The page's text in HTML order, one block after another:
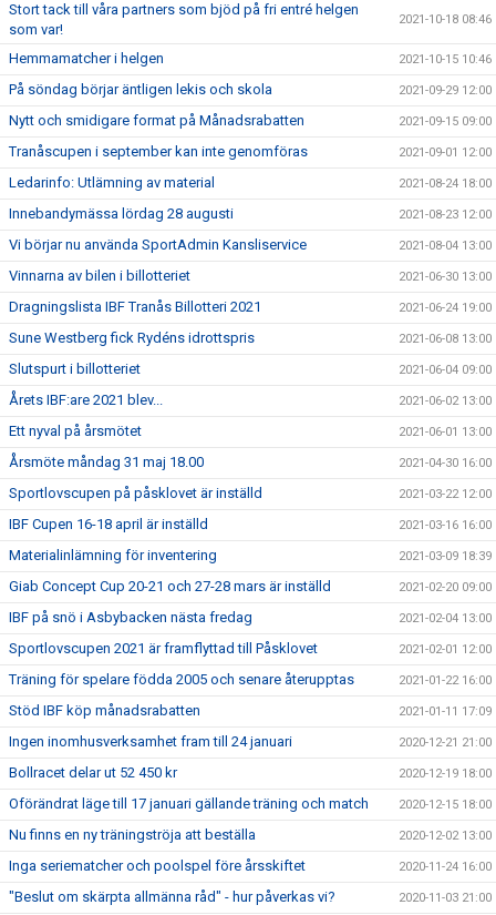
Stort tack till våra partners som bjöd på fri entré helgen
som var!
2021-10-18 08:46
Hemmamatcher i helgen 2021-10-15 10:46
På söndag börjar äntligen lekis och skola 2021-09-29 12:00
Nytt och smidigare format på Månadsrabatten 2021-09-15 09:00
Tranåscupen i september kan inte genomföras 2021-09-01 12:00
Ledarinfo: Utlämning av material 2021-08-24 18:00
Innebandymässa lördag 28 augusti 2021-08-23 12:00
Vi börjar nu använda SportAdmin Kansliservice 2021-08-04 13:00
Vinnarna av bilen i billotteriet 2021-06-30 13:00
Dragningslista IBF Tranås Billotteri 2021 2021-06-24 19:00
Sune Westberg fick Rydéns idrottspris 2021-06-08 13:00
Slutspurt i billotteriet 2021-06-04 09:00
Årets IBF:are 2021 blev... 2021-06-02 13:00
Ett nyval på årsmötet 2021-06-01 13:00
Årsmöte måndag 31 maj 18.00 2021-04-30 16:00
Sportlovscupen på påsklovet är inställd 2021-03-22 12:00
IBF Cupen 16-18 april är inställd 2021-03-16 16:00
Materialinlämning för inventering 2021-03-09 18:39
Giab Concept Cup 20-21 och 27-28 mars är inställd 2021-02-20 09:00
IBF på snö i Asbybacken nästa fredag 2021-02-04 13:00
Sportlovscupen 2021 är framflyttad till Påsklovet 2021-02-01 12:00
Träning för spelare födda 2005 och senare återupptas 2021-01-22 16:00
Stöd IBF köp månadsrabatten 2021-01-11 17:09
Ingen inomhusverksamhet fram till 24 januari 2020-12-21 21:00
Bollracet delar ut 52 450 kr 2020-12-19 18:00
Oförändrat läge till 17 januari gällande träning och match 2020-12-15 18:00
Nu finns en ny träningströja att beställa 2020-12-02 13:00
Inga seriematcher och poolspel före årsskiftet 2020-11-24 16:00
"Beslut om skärpta allmänna råd" - hur påverkas vi? 2020-11-03 21:00